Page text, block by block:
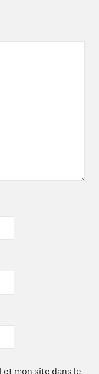
mon site dans le